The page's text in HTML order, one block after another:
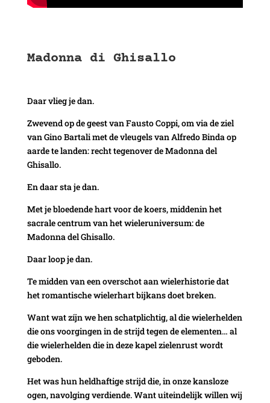
Madonna di Ghisallo
Daar vlieg je dan.
Zwevend op de geest van Fausto Coppi, om via de ziel
van Gino Bartali met de vleugels van Alfredo Binda op
aarde te landen: recht tegenover de Madonna del
Ghisallo.
En daar sta je dan.
Met je bloedende hart voor de koers, middenin het
sacrale centrum van het wieleruniversum: de
Madonna del Ghisallo.
Daar loop je dan.
Te midden van een overschot aan wielerhistorie dat
het romantische wielerhart bijkans doet breken.
Want wat zíjn we hen schatplichtig, al die wielerhelden
die ons voorgingen in de strijd tegen de elementen… al
die wielerhelden die in deze kapel zielenrust wordt
geboden.
Het was hun heldhaftige strijd die, in onze kansloze
ogen, navolging verdiende. Want uiteindelijk willen wij